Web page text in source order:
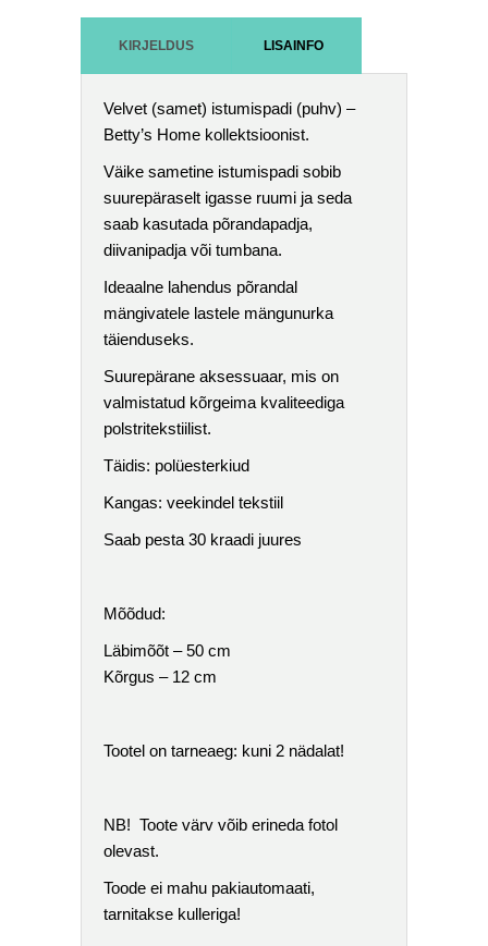
KIRJELDUS LISAINFO
Velvet (samet) istumispadi (puhv) –
Betty’s Home kollektsioonist.
Väike sametine istumispadi sobib
suurepäraselt igasse ruumi ja seda
saab kasutada põrandapadja,
diivanipadja või tumbana.
Ideaalne lahendus põrandal
mängivatele lastele mängunurka
täienduseks.
Suurepärane aksessuaar, mis on
valmistatud kõrgeima kvaliteediga
polstritekstiilist.
Täidis: polüesterkiud
Kangas: veekindel tekstiil
Saab pesta 30 kraadi juures
Mõõdud:
Läbimõõt – 50 cm
Kõrgus – 12 cm
Tootel on tarneaeg: kuni 2 nädalat!
NB! Toote värv võib erineda fotol
olevast.
Toode ei mahu pakiautomaati,
tarnitakse kulleriga!